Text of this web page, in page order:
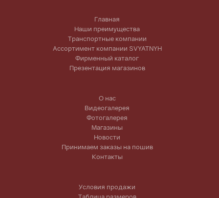
Главная
Наши преимущества
Транспортные компании
Ассортимент компании SVYATNYH
Фирменный каталог
Презентация магазинов
О нас
Видеогалерея
Фотогалерея
Магазины
Новости
Принимаем заказы на пошив
Контакты
Условия продажи